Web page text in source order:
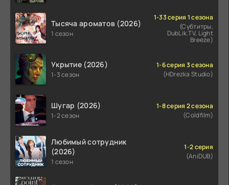
Тысяча ароматов (2026)
1 сезон
1-33 серия 1 сезона
(Субтитры,
DubLik.TV, Light
Breeze)
Укрытие (2026)
1-3 сезон
1-6 серия 3 сезона
(HDrezka Studio)
Шугар (2026)
1-2 сезон
1-8 серия 2 сезона
(Coldfilm)
Любимый сотрудник
(2026)
1 сезон
1-2 серия
(AniDUB)